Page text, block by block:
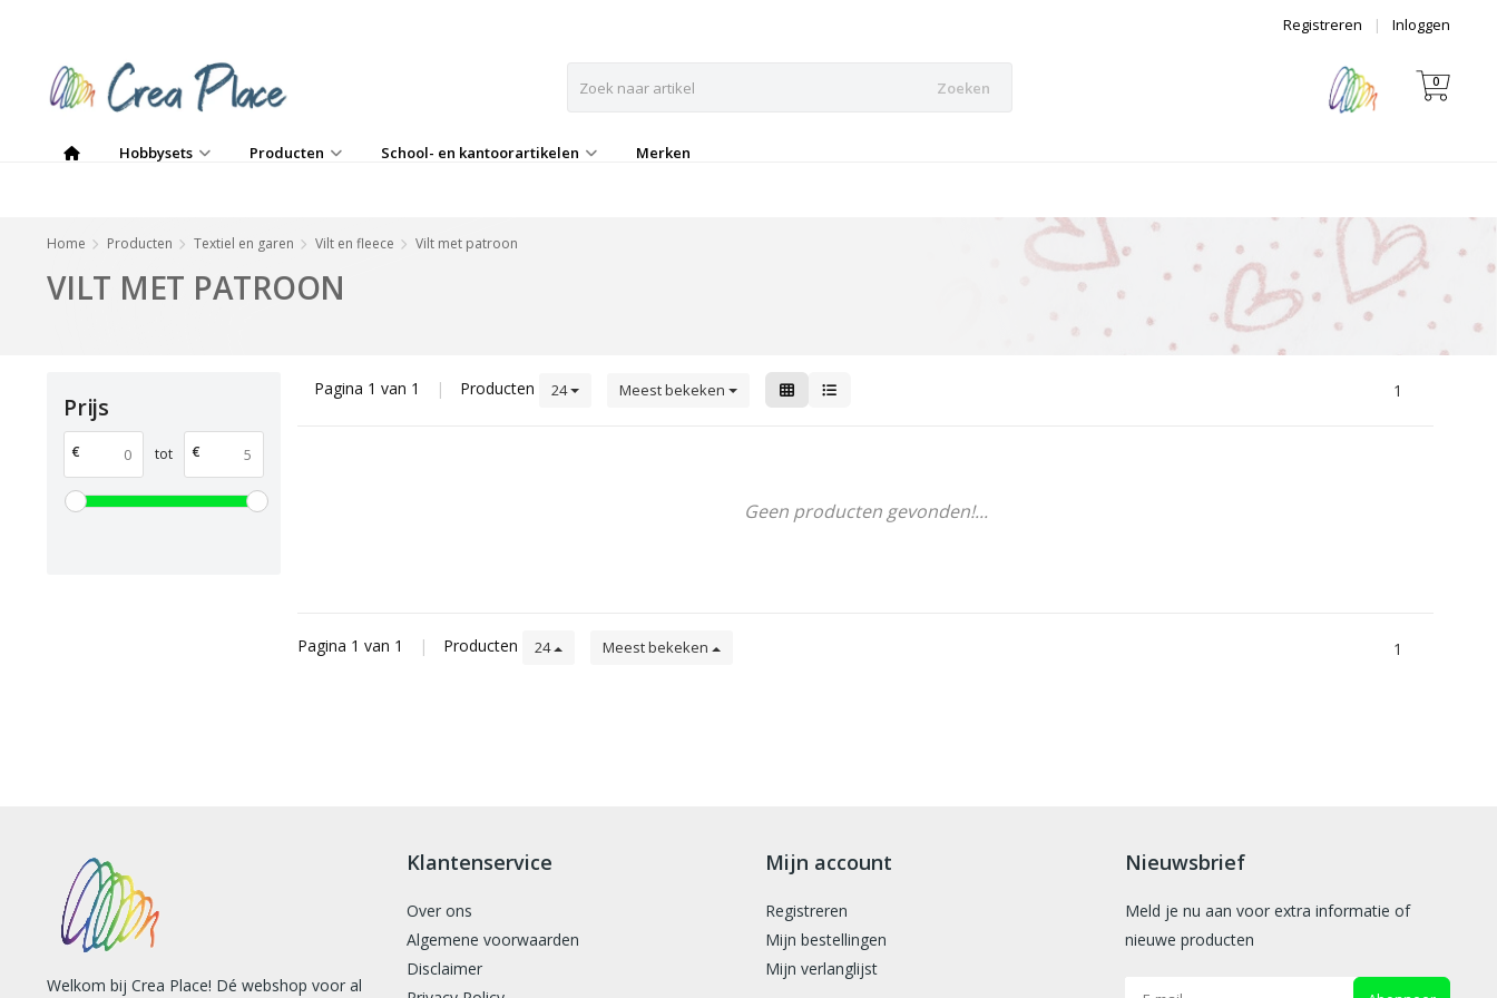
Inloggen
|
Registreren
Zoeken 0
Hobbysets Producten School- en kantoorartikelen Merken
Home Producten Textiel en garen Vilt en fleece Vilt met patroon
VILT MET PATROON
Prijs
€ tot €
Pagina 1 van 1 | Producten 24 Meest bekeken 1
Geen producten gevonden!...
Pagina 1 van 1 | Producten 24 Meest bekeken 1
Welkom bij Crea Place! Dé webshop voor al
Klantenservice
Over ons
Algemene voorwaarden
Disclaimer
Mijn account
Registreren
Mijn bestellingen
Mijn verlanglijst
Nieuwsbrief
Meld je nu aan voor extra informatie of
nieuwe producten